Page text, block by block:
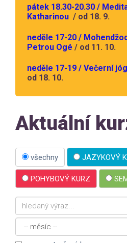
pátek 18.30-20.30 /
Katharinou / od 18. 9.
neděle 17-20 /
Petrou Ogé / od 11. 10.
neděle 17-19 / Večerní
od 18. 10.
Aktuální
všechny JAZYKOVÝ
POHYBOVÝ KURZ